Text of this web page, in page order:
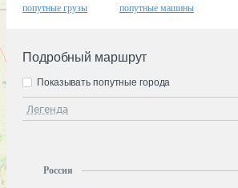
попутные грузы попутные машины
Подробный маршрут
Легенда
Показывать попутные города
Россия